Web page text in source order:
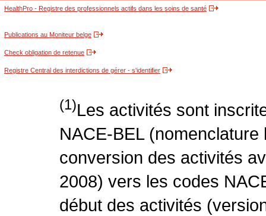
HealthPro - Registre des professionnels actifs dans les soins de santé
Publications au Moniteur belge
Check obligation de retenue
Registre Central des interdictions de gérer - s'identifier
(1)Les activités sont
NACE-BEL
conversion des activités
2008) vers les codes
début des activités